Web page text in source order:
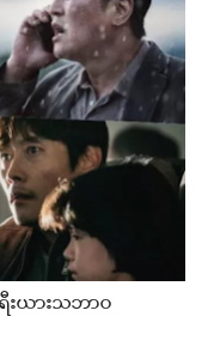
းယားသဘာဝ